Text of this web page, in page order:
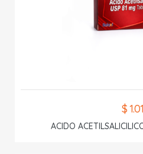
$ 1.01
ACIDO